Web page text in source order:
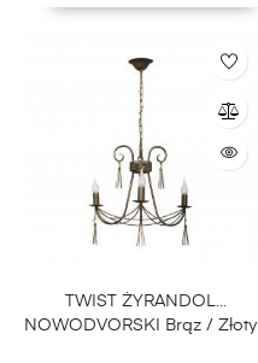
TWIST ŻYRANDOL
NOWODVORSKI Brąz / Złoty